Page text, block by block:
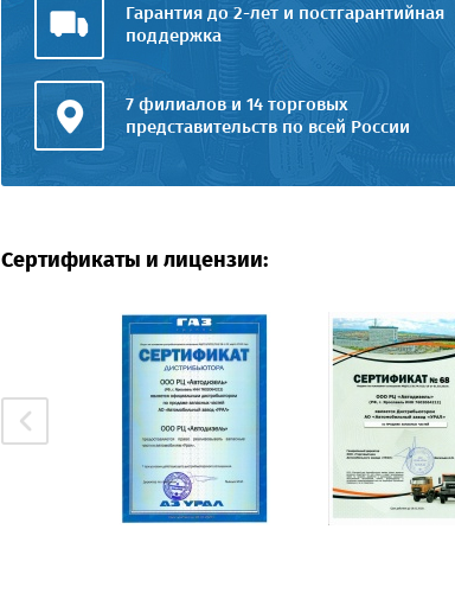
Гарантия до 2-лет и постгарантийная
поддержка
7 филиалов и 14 торговых
представительств по всей России
Сертификаты и лицензии: